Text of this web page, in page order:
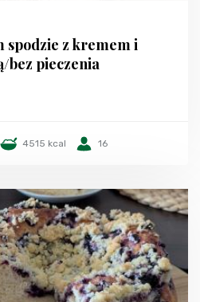
spodzie z kremem i
bez pieczenia
4515 kcal 16